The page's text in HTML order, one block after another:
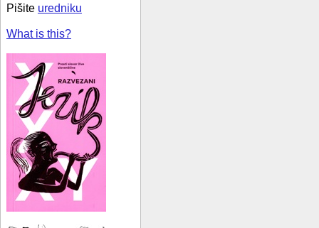
Pišite uredniku
What is this?